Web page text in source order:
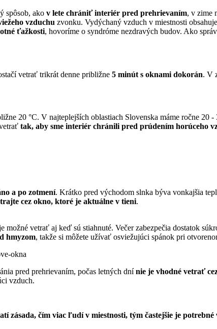
spôsob, ako v lete chrániť interiér pred prehrievaním, v zime
vzduchu zvonku. Vydýchaný vzduch v miestnosti
ťažkosti, hovoríme o syndróme nezdravých budov. Ako
vetrať trikrát denne približne 5 minút s oknami dokorán. V
20 °C. V najteplejších oblastiach Slovenska máme ročne
tak, aby sme interiér chránili pred prúdením horúceho
a po zotmení. Krátko pred východom slnka býva vonkajšia
cez okno, ktoré je aktuálne v tieni.
možné vetrať aj keď sú stiahnuté. Večer zabezpečia dostatok
hmyzom, takže si môžete užívať osviežujúci spánok pri
pred prehrievaním, počas letných dnínie je vhodné vetrať
vzduch.
zásada, čím viac ľudí v miestnosti, tým častejšie je